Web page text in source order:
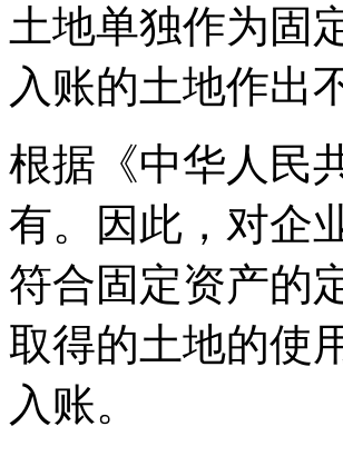
土地单独作为固
入账的土地作出
根据《中华人民
有。因此，对企
符合固定资产的
取得的土地的使
入账。